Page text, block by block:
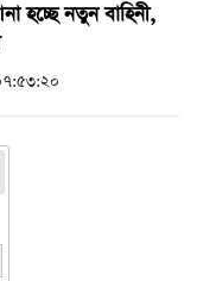
হচ্ছে নতুন বাহিনী,